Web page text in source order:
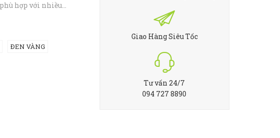
hợp với nhiều
lắp mắt cận nặng,
ĐEN VÀNG
Giao Hàng Siêu Tốc
Tư vấn 24/7
094 727 8890